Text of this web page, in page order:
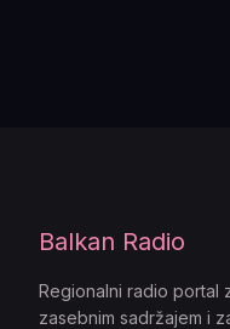
Balkan Radio
Regionalni radio portal
zasebnim sadržajem i